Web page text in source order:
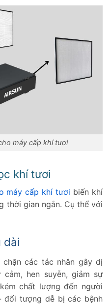
máy cấp khí tươi
khí tươi
máy cấp khí tươi biến khí
thời gian ngắn. Cụ thể với
dài
các tác nhân gây dị
hen suyễn, giảm sự
chất lượng đến người
đối tượng dễ bị các bệnh